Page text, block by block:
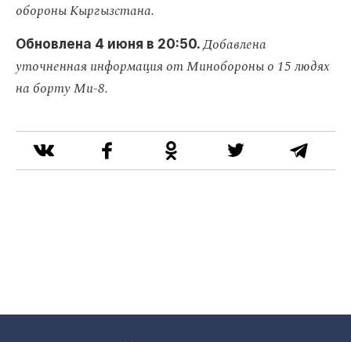
обороны Кыргызстана.
Обновлена 4 июня в 20:50. Добавлена
уточненная информация от Минобороны о 15 людях
на борту Ми-8.